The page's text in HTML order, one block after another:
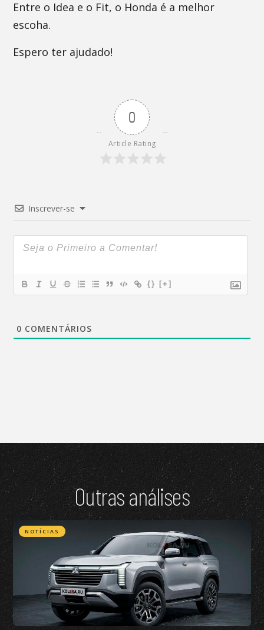
Entre o Idea e o Fit, o Honda é a melhor
escoha.
Espero ter ajudado!
0
Article Rating
Inscrever-se
{} [+]
0 COMENTÁRIOS
Outras análises
NOTÍCIAS